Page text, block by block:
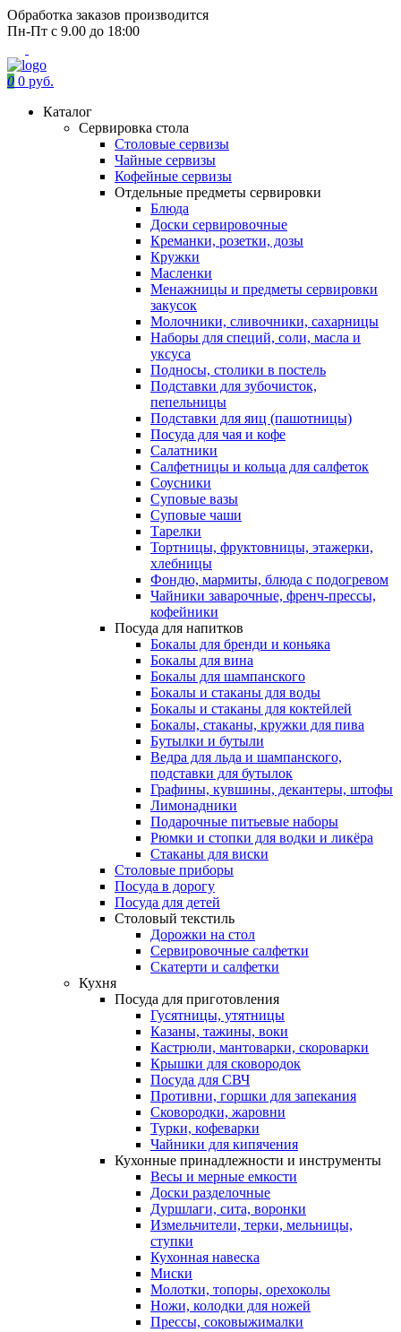
Обработка заказов производится
Пн-Пт с 9.00 до 18:00
0 0 руб.
Каталог
Сервировка стола
Столовые сервизы
Чайные сервизы
Кофейные сервизы
Отдельные предметы сервировки
Блюда
Доски сервировочные
Креманки, розетки, дозы
Кружки
Масленки
Менажницы и предметы сервировки
закусок
Молочники, сливочники, сахарницы
Наборы для специй, соли, масла и
уксуса
Подносы, столики в постель
Подставки для зубочисток,
пепельницы
Подставки для яиц (пашотницы)
Посуда для чая и кофе
Салатники
Салфетницы и кольца для салфеток
Соусники
Суповые вазы
Суповые чаши
Тарелки
Тортницы, фруктовницы, этажерки,
хлебницы
Фондю, мармиты, блюда с подогревом
Чайники заварочные, френч-прессы,
кофейники
Посуда для напитков
Бокалы для бренди и коньяка
Бокалы для вина
Бокалы для шампанского
Бокалы и стаканы для воды
Бокалы и стаканы для коктейлей
Бокалы, стаканы, кружки для пива
Бутылки и бутыли
Ведра для льда и шампанского,
подставки для бутылок
Графины, кувшины, декантеры, штофы
Лимонадники
Подарочные питьевые наборы
Рюмки и стопки для водки и ликёра
Стаканы для виски
Столовые приборы
Посуда в дорогу
Посуда для детей
Столовый текстиль
Дорожки на стол
Сервировочные салфетки
Скатерти и салфетки
Кухня
Посуда для приготовления
Гусятницы, утятницы
Казаны, тажины, воки
Кастрюли, мантоварки, скороварки
Крышки для сковородок
Посуда для СВЧ
Противни, горшки для запекания
Сковородки, жаровни
Турки, кофеварки
Чайники для кипячения
Кухонные принадлежности и инструменты
Весы и мерные емкости
Доски разделочные
Дуршлаги, сита, воронки
Измельчители, терки, мельницы,
ступки
Кухонная навеска
Миски
Молотки, топоры, орехоколы
Ножи, колодки для ножей
Прессы, соковыжималки